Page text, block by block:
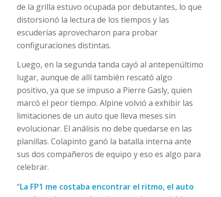
de la grilla estuvo ocupada por debutantes, lo que
distorsionó la lectura de los tiempos y las
escuderías aprovecharon para probar
configuraciones distintas.
Luego, en la segunda tanda cayó al antepenúltimo
lugar, aunque de allí también rescató algo
positivo, ya que se impuso a Pierre Gasly, quien
marcó el peor tiempo. Alpine volvió a exhibir las
limitaciones de un auto que lleva meses sin
evolucionar. El análisis no debe quedarse en las
planillas. Colapinto ganó la batalla interna ante
sus dos compañeros de equipo y eso es algo para
celebrar.
“La FP1 me costaba encontrar el ritmo, el auto